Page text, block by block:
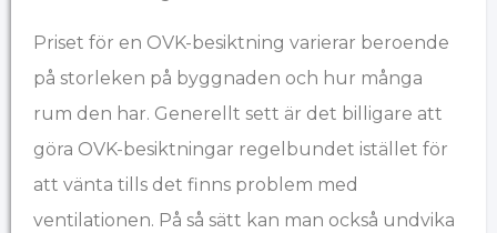
Priset för en OVK-besiktning varierar beroende
på storleken på byggnaden och hur många
rum den har. Generellt sett är det billigare att
göra OVK-besiktningar regelbundet istället för
att vänta tills det finns problem med
ventilationen. På så sätt kan man också undvika